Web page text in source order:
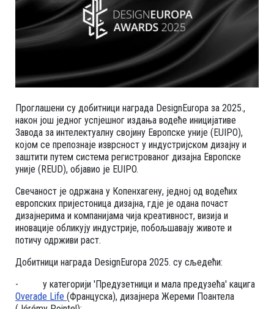
Проглашени су добитници награда DesignEuropa за 2025.,
након још једног успјешног издања водеће иницијативе
Завода за интелектуалну својину Европске уније (EUIPO),
којом се препознаје изврсност у индустријском дизајну и
заштити путем система регистрованог дизајна Европске
уније (REUD), објавио је EUIPO.
Свечаност је одржана у Копенхагену, једној од водећих
европских пријестоница дизајна, гдје је одана почаст
дизајнерима и компанијама чија креативност, визија и
иновације обликују индустрије, побољшавају животе и
потичу одрживи раст.
Добитници награда DesignEuropa 2025. су сљедећи:
- у категорији 'Предузетници и мала предузећа' кацига
Overade Life (Француска), дизајнера Жереми Поантела